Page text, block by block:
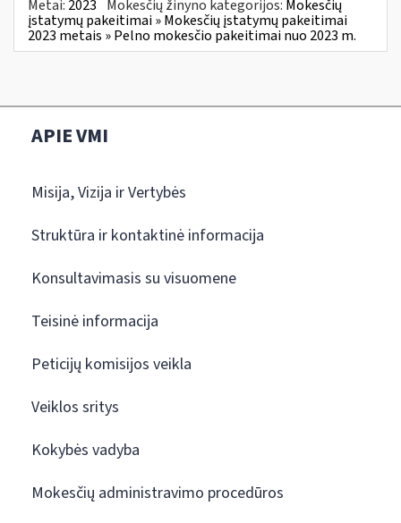
Metai: 2023 Mokesčių žinyno kategorijos: Mokesčių
įstatymų pakeitimai » Mokesčių įstatymų pakeitimai
2023 metais » Pelno mokesčio pakeitimai nuo 2023 m.
APIE VMI
Misija, Vizija ir Vertybės
Struktūra ir kontaktinė informacija
Konsultavimasis su visuomene
Teisinė informacija
Peticijų komisijos veikla
Veiklos sritys
Kokybės vadyba
Mokesčių administravimo procedūros